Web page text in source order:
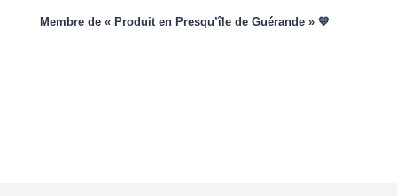
Membre de « Produit en Presqu’île de Guérande » 💙